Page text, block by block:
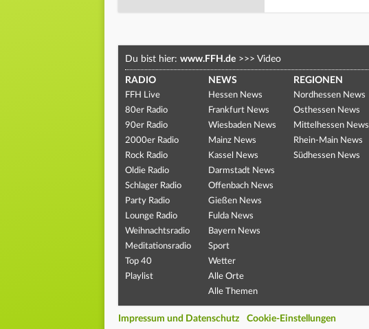
Du bist hier: www.FFH.de >>> Video
RADIO
FFH Live
80er Radio
90er Radio
2000er Radio
Rock Radio
Oldie Radio
Schlager Radio
Party Radio
Lounge Radio
Weihnachtsradio
Meditationsradio
Top 40
Playlist
NEWS
Hessen News
Frankfurt News
Wiesbaden News
Mainz News
Kassel News
Darmstadt News
Offenbach News
Gießen News
Fulda News
Bayern News
Sport
Wetter
Alle Orte
Alle Themen
REGIONEN
Nordhessen News
Osthessen News
Mittelhessen News
Rhein-Main News
Südhessen News
Impressum und Datenschutz Cookie-Einstellungen